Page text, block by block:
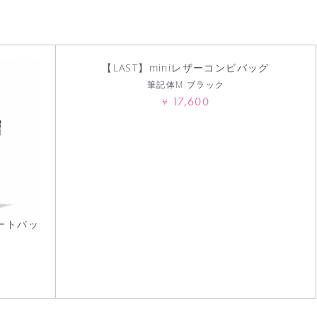
トバッ
【LAST】miniレザーコンビバッグ
筆記体M ブラック
¥ 17,600